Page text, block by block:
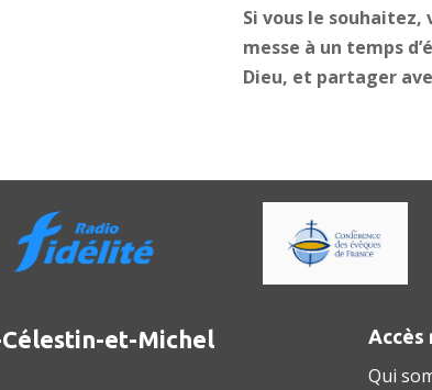
Si vous le
messe à un temps
Dieu, et partager
et-Michel Accès
Qui